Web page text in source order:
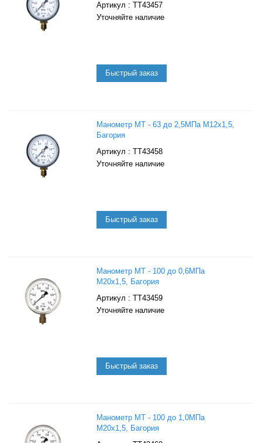
: ТТ43457
Уточняйте наличие
Манометр МТ - 63 до 2,5МПа М12х1,5,
Багория
: ТТ43458
Уточняйте наличие
Манометр МТ - 100 до 0,6МПа
М20х1,5, Багория
: ТТ43459
Уточняйте наличие
Манометр МТ - 100 до 1,0МПа
М20х1,5, Багория